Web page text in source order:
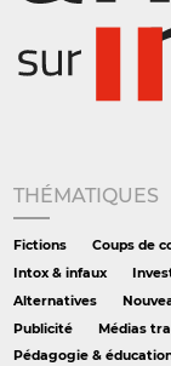
THÉMATIQUES
Fictions Coups de
Intox & infaux
Alternatives
Publicité
Médias
Pédagogie &